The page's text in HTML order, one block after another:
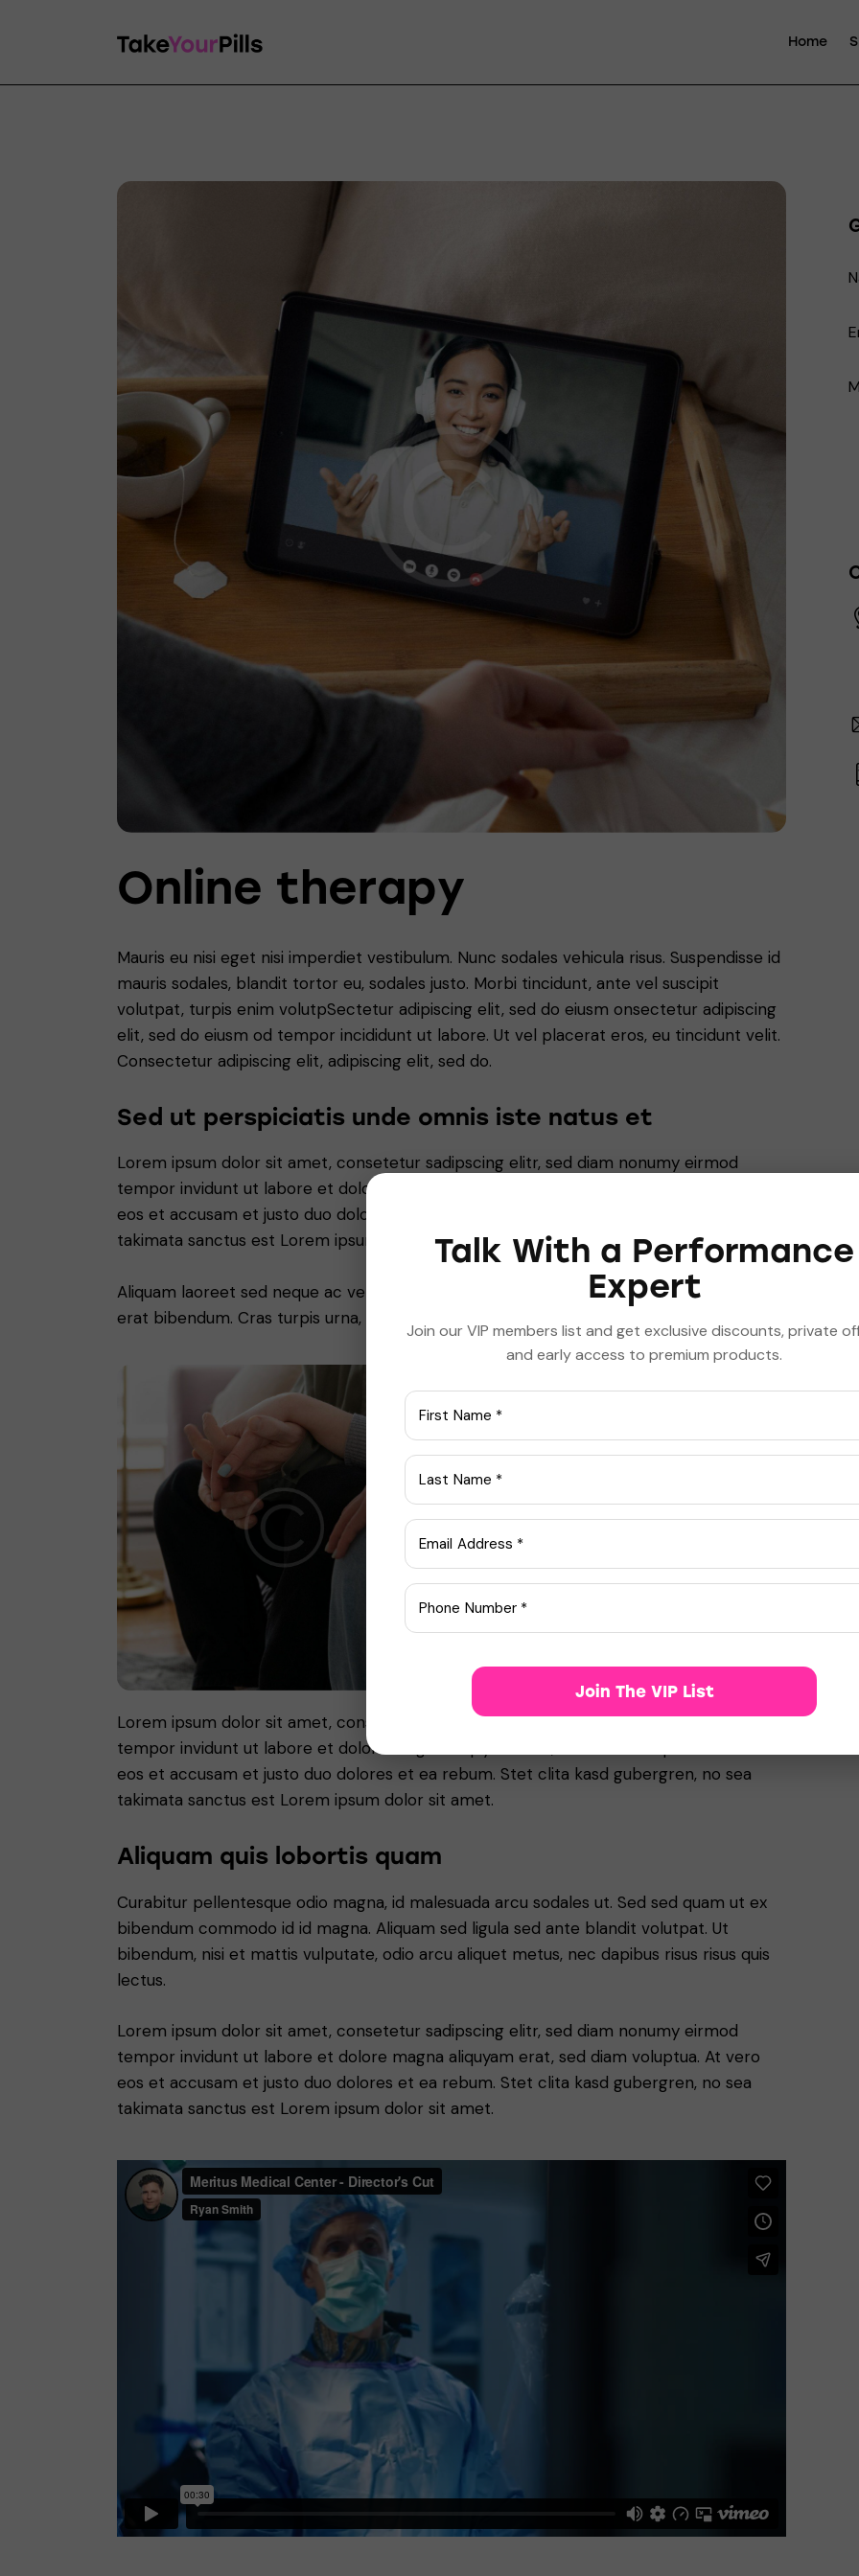
Home
Online therapy
Mauris eu nisi eget nisi imperdiet vestibulum. Nunc sodales vehicula risus. Suspendisse id
mauris sodales, blandit tortor eu, sodales justo. Morbi tincidunt, ante vel suscipit
volutpat, turpis enim volutpSectetur adipiscing elit, sed do eiusm onsectetur adipiscing
elit, sed do eiusm od tempor incididunt ut labore. Ut vel placerat eros, eu tincidunt velit.
Consectetur adipiscing elit, adipiscing elit, sed do.
Sed ut perspiciatis unde omnis iste natus et
Lorem ipsum dolor sit amet, consetetur sadipscing elitr, sed diam nonumy eirmod
tempor invidunt ut labore et dolore magna aliquyam erat, sed diam voluptua. At vero
eos et accusam et justo duo dolores et ea rebum. Stet clita kasd gubergren, no sea
takimata sanctus est Lorem ipsum dolor sit amet.
Aliquam laoreet sed neque ac vehicula. Cras congue eros nec quam laoreet, in viverra
erat bibendum. Cras turpis urna, vulputate at est vitae, posuere lobortis erat.
Lorem ipsum dolor sit amet, consetetur sadipscing elitr, sed diam nonumy eirmod
tempor invidunt ut labore et dolore magna aliquyam erat, sed diam voluptua. At vero
eos et accusam et justo duo dolores et ea rebum. Stet clita kasd gubergren, no sea
takimata sanctus est Lorem ipsum dolor sit amet.
Aliquam quis lobortis quam
Curabitur pellentesque odio magna, id malesuada arcu sodales ut. Sed sed quam ut ex
bibendum commodo id id magna. Aliquam sed ligula sed ante blandit volutpat. Ut
bibendum, nisi et mattis vulputate, odio arcu aliquet metus, nec dapibus risus risus quis
lectus.
Lorem ipsum dolor sit amet, consetetur sadipscing elitr, sed diam nonumy eirmod
tempor invidunt ut labore et dolore magna aliquyam erat, sed diam voluptua. At vero
eos et accusam et justo duo dolores et ea rebum. Stet clita kasd gubergren, no sea
takimata sanctus est Lorem ipsum dolor sit amet.
Talk With a Performance
Expert
Join our VIP members list and get exclusive discounts, private
and early access to premium products.
Join The VIP List